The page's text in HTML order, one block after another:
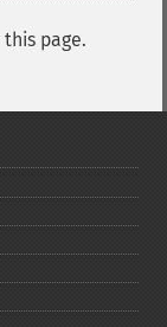
page.